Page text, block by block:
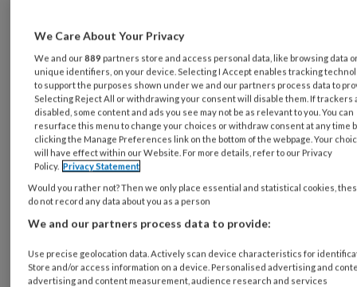
verpleegkundige vraagstukken en
wetenschappelijk onderzoek is diagnostiek,
lichamelijk onderzoek en behandeling
(inclusief medicamenteuze therapie)
onderwezen. De NP is bevoegd en bekwaam
om patiënten te onderzoeken, te
diagnosticeren en een behandeling voor te
stellen.
Huisartsenpraktijk Oude
Delft
We Care About Your Privacy
We and our889 partners store and access personal data, like browsing data
unique identifiers, on your device. Selecting I Accept enables tracking
to support the purposes shown under we and our partners process data to
Selecting Reject All or withdrawing your consent will disable them. If trackers
disabled, some content and ads you see may not be as relevant to you. You can
resurface this menu to change your choices or withdraw consent at any time
clicking the Manage Preferences link on the bottom of the webpage. Your
will have effect within our Website. For more details, refer to our Privacy
Policy. Privacy Statement
Would you rather not? Then we only place essential and statistical cookies,
do not record any data about you as a person
We and our partners process data to provide:
Use precise geolocation data. Actively scan device characteristics for
Store and/or access information on a device. Personalised advertising and
advertising and content measurement, audience research and services